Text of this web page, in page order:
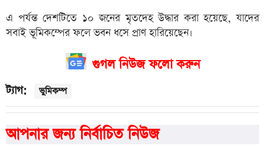
এ পর্যন্ত দেশটিতে ১০ জনের মৃতদেহ উদ্ধার করা হয়েছে, যাদের
সবাই ভূমিকম্পের ফলে ভবন ধসে প্রাণ হারিয়েছেন।
গুগল নিউজ ফলো করুন
ট্যাগ: ভুমিকম্প
আপনার জন্য নির্বাচিত নিউজ